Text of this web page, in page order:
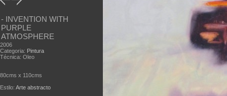
- INVENTION WITH
PURPLE
ATMOSPHERE
2006
Categoria: Pintura
Técnica: Oleo
80cms x 110cms
Estilo: Arte abstracto